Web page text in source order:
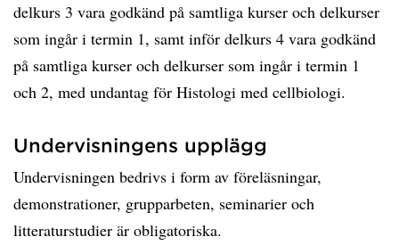
delkurs 3 vara godkänd på samtliga kurser och delkurser
som ingår i termin 1, samt inför delkurs 4 vara godkänd
på samtliga kurser och delkurser som ingår i termin 1
och 2, med undantag för Histologi med cellbiologi.
Undervisningens upplägg
Undervisningen bedrivs i form av föreläsningar,
demonstrationer, grupparbeten, seminarier och
litteraturstudier är obligatoriska.